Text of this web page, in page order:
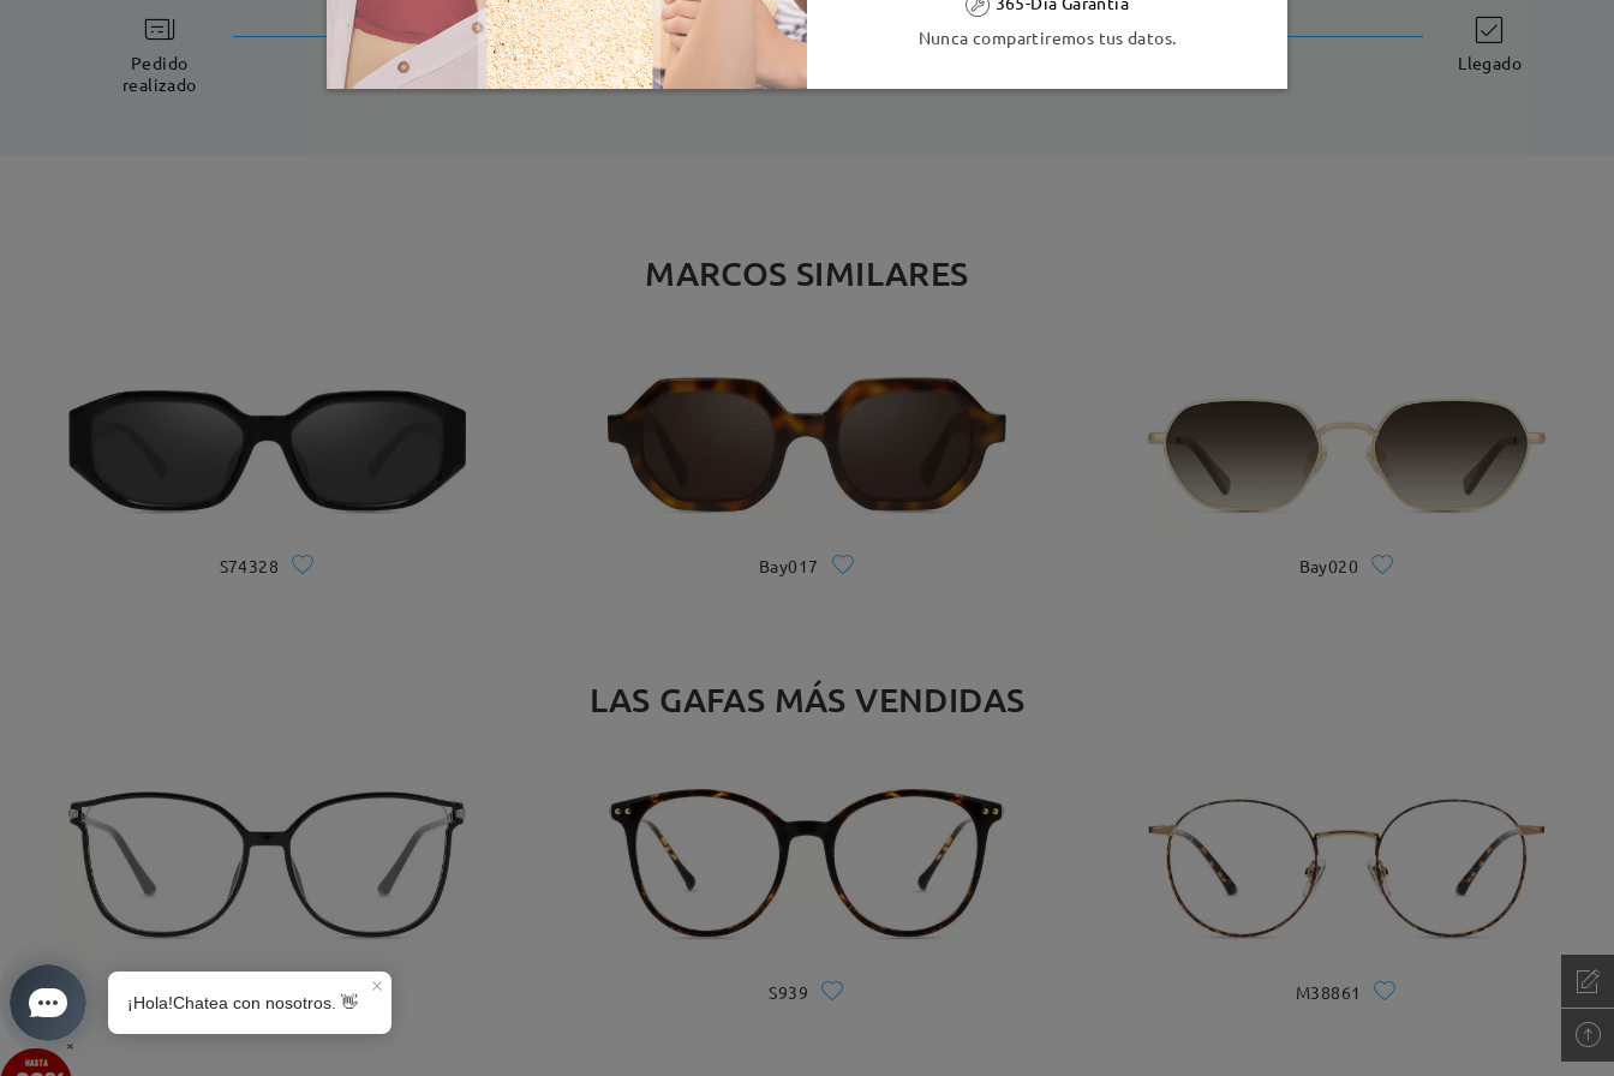
×
Pedido
realizado
Fabricación
5-7 días laborales detalles Llegado
MARCOS SIMILARES
S74328 Bay017 Bay020
LAS GAFAS MÁS VENDIDAS
S939 M38861
Nunca compartiremos tus datos.